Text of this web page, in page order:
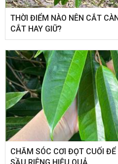
THỜI ĐIỂM NÀO NÊN CẮT
CẮT HAY GIỮ?
CHĂM SÓC CƠI ĐỌT CUỐI